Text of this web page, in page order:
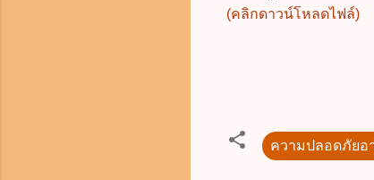
(คลิกดาวน์โหลดไฟล์)
ความปลอดภัยอ